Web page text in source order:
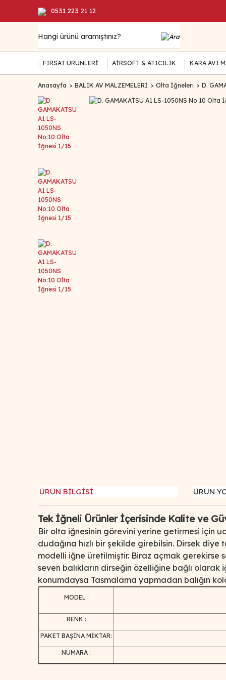
0531 223 21 12
FIRSAT ÜRÜNLERİ AİRSOFT & ATICILIK KARA AVI
Anasayfa BALIK AV MALZEMELERİ Olta İğneleri D.
ÜRÜN BİLGİSİ ÜRÜN
Tek İğneli Ürünler İçerisinde Kalite ve
Bir olta iğnesinin görevini yerine getirmesi için
dudağına hızlı bir şekilde girebilsin. Dirsek
modelli iğne üretilmiştir. Biraz açmak gerekirse
seven balıkların dirseğin özelliğine bağlı
konumdaysa Tasmalama yapmadan balığın
MODEL :
RENK :
PAKET BAŞINA MİKTAR:
NUMARA :